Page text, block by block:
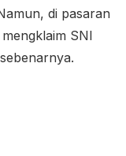
di pasaran
SNI